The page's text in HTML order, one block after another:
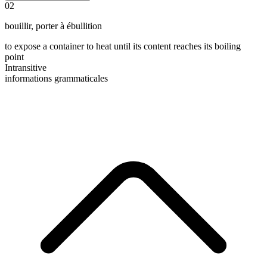
02
bouillir, porter à ébullition
to expose a container to heat until its content reaches its boiling
point
Intransitive
informations grammaticales